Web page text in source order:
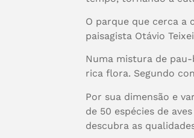
O parque que cerca a
paisagista Otávio
Numa mistura de
rica flora. Segundo
Por sua dimensão e
de 50 espécies de
descubra as